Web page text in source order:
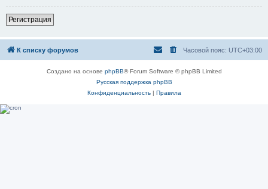
Регистрация
К списку форумов Часовой пояс: UTC+03:00
Создано на основе phpBB® Forum Software © phpBB Limited
Русская поддержка phpBB
Конфиденциальность| Правила